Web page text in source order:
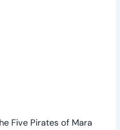
Five Pirates of Mara